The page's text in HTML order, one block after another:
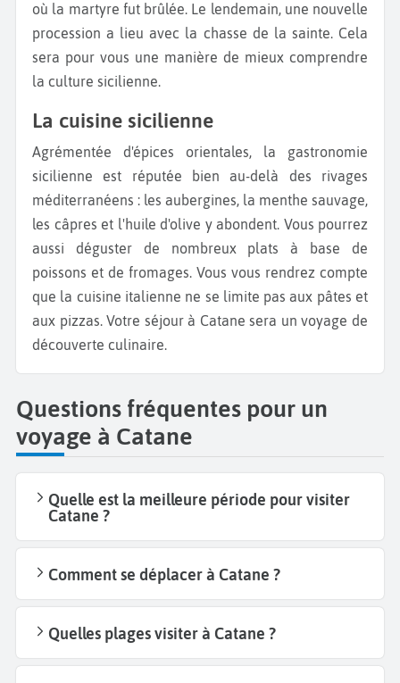
où la martyre fut brûlée. Le lendemain, une nouvelle
procession a lieu avec la chasse de la sainte. Cela
sera pour vous une manière de mieux comprendre
la culture sicilienne.
La cuisine sicilienne
Agrémentée d'épices orientales, la gastronomie
sicilienne est réputée bien au-delà des rivages
méditerranéens : les aubergines, la menthe sauvage,
les câpres et l'huile d'olive y abondent. Vous pourrez
aussi déguster de nombreux plats à base de
poissons et de fromages. Vous vous rendrez compte
que la cuisine italienne ne se limite pas aux pâtes et
aux pizzas. Votre séjour à Catane sera un voyage de
découverte culinaire.
Questions fréquentes pour un
voyage à Catane
Quelle est la meilleure période pour visiter
Catane ?
Comment se déplacer à Catane ?
Quelles plages visiter à Catane ?